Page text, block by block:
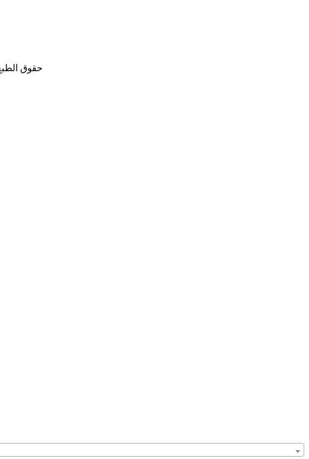
حقوق الطبع والنشر لعام 2026 من راكز –